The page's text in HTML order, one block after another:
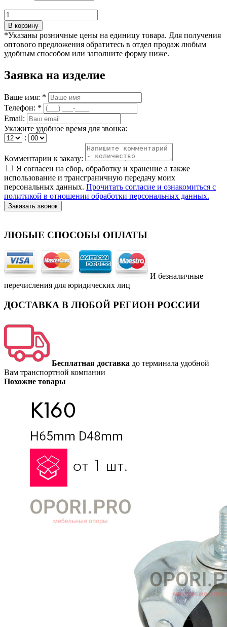
В корзину
*Указаны розничные цены на единицу товара. Для получения
оптового предложения обратитесь в отдел продаж любым
удобным способом или заполните форму ниже.
Заявка на изделие
Ваше имя: *
Телефон: *
Email:
Укажите удобное время для звонка:
:
Комментарии к заказу:
Я согласен на сбор, обработку и хранение а также
использование и трансграничную передачу моих
персональных данных. Прочитать согласие и ознакомиться с
политикой в отношении обработки персональных данных.
Заказать звонок
ЛЮБЫЕ СПОСОБЫ ОПЛАТЫ
И безналичные
перечисления для юридических лиц
ДОСТАВКА В ЛЮБОЙ РЕГИОН РОССИИ
Бесплатная доставка до терминала удобной
Вам транспортной компании
Похожие товары